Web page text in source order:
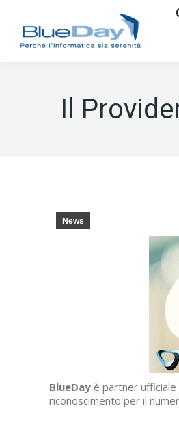
Il
News
BlueDay è partner ufficiale
riconoscimento per il